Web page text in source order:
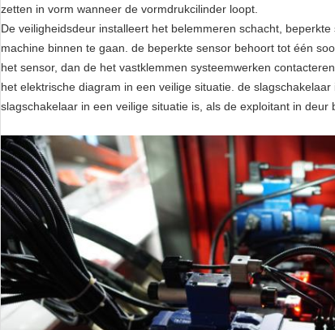
zetten in vorm wanneer de vormdrukcilinder loopt.
De veiligheidsdeur installeert het belemmeren schacht,
machine binnen te gaan. de beperkte sensor behoort tot één
het sensor, dan de het vastklemmen systeemwerken
het elektrische diagram in een veilige situatie. de
slagschakelaar in een veilige situatie is, als de exploitant in deur